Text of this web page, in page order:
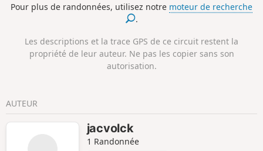
Pour plus de randonnées, utilisez notre moteur de recherche
.
Les descriptions et la trace GPS de ce circuit restent la
propriété de leur auteur. Ne pas les copier sans son
autorisation.
AUTEUR
jacvolck
1 Randonnée